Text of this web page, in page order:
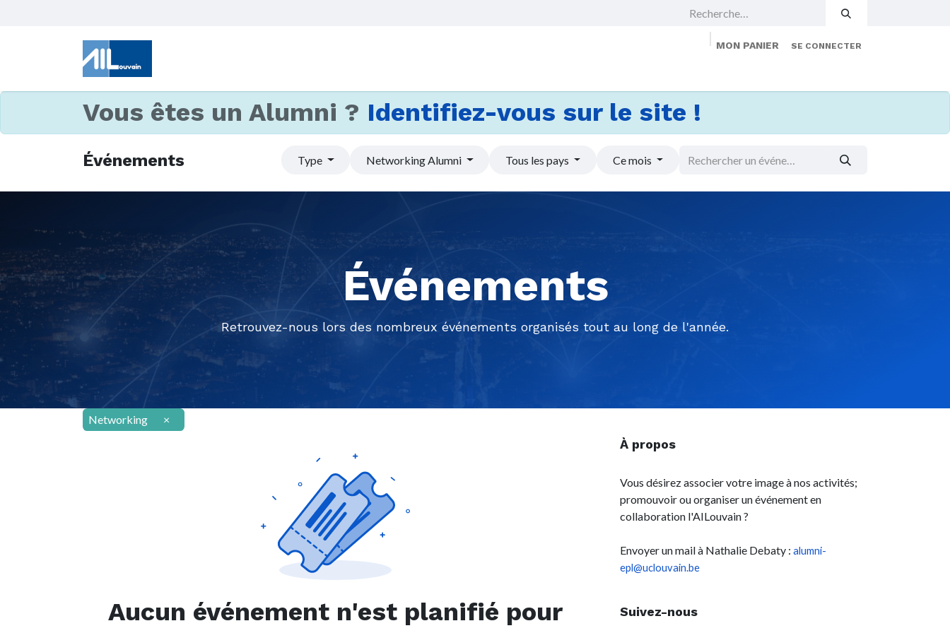
MON PANIER SE CONNECTER
Vous êtes un Alumni ? Identifiez-vous sur le site !
Événements Type Networking Alumni Tous les pays Ce mois
Événements
Retrouvez-nous lors des nombreux événements organisés tout au long de l'année.
Networking ×
Aucun événement n'est planifié pour
À propos
Vous désirez associer votre image à nos activités;
promouvoir ou organiser un événement en
collaboration l'AILouvain ?
Envoyer un mail à Nathalie Debaty : alumni-
epl@uclouvain.be
Suivez-nous